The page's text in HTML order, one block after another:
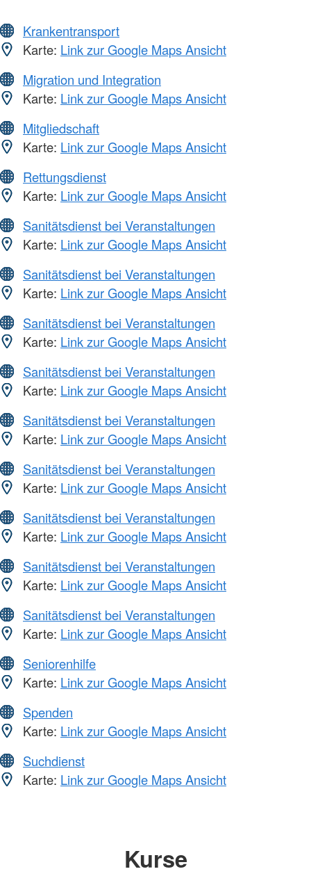
Krankentransport
Karte: Link zur Google Maps Ansicht
Migration und Integration
Karte: Link zur Google Maps Ansicht
Mitgliedschaft
Karte: Link zur Google Maps Ansicht
Rettungsdienst
Karte: Link zur Google Maps Ansicht
Sanitätsdienst bei Veranstaltungen
Karte: Link zur Google Maps Ansicht
Sanitätsdienst bei Veranstaltungen
Karte: Link zur Google Maps Ansicht
Sanitätsdienst bei Veranstaltungen
Karte: Link zur Google Maps Ansicht
Sanitätsdienst bei Veranstaltungen
Karte: Link zur Google Maps Ansicht
Sanitätsdienst bei Veranstaltungen
Karte: Link zur Google Maps Ansicht
Sanitätsdienst bei Veranstaltungen
Karte: Link zur Google Maps Ansicht
Sanitätsdienst bei Veranstaltungen
Karte: Link zur Google Maps Ansicht
Sanitätsdienst bei Veranstaltungen
Karte: Link zur Google Maps Ansicht
Sanitätsdienst bei Veranstaltungen
Karte: Link zur Google Maps Ansicht
Seniorenhilfe
Karte: Link zur Google Maps Ansicht
Spenden
Karte: Link zur Google Maps Ansicht
Suchdienst
Karte: Link zur Google Maps Ansicht
Kurse